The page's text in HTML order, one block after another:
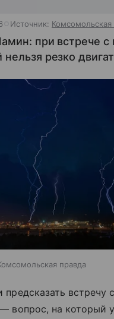
Источник: Комсомольская
при встрече с
резко
правда
встречу с
— вопрос, на который